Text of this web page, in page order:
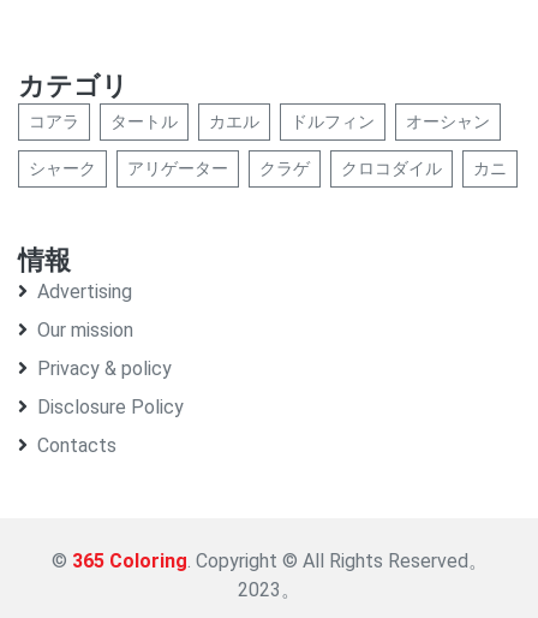
カテゴリ
コアラ タートル カエル ドルフィン オーシャン
シャーク アリゲーター クラゲ クロコダイル カニ
情報
Advertising
Our mission
Privacy & policy
Disclosure Policy
Contacts
© 365 Coloring . Copyright © All Rights Reserved。
2023。